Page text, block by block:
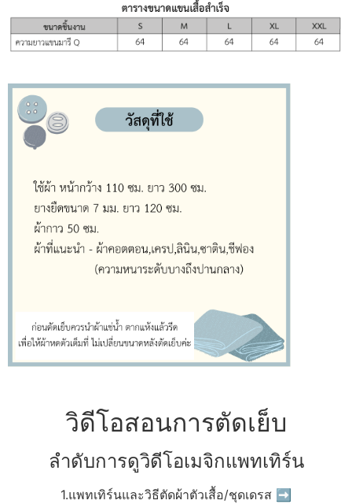
วิดีโอสอนการตัดเย็บ
ลำดับการดูวิดีโอเมจิกแพทเทิร์น
1.แพทเทิร์นและวิธีตัดผ้าตัวเสื้อ/ชุดเดรส ➡